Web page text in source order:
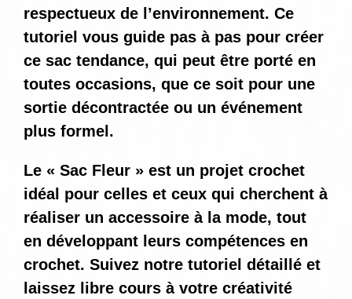
respectueux de l’environnement. Ce
tutoriel vous guide pas à pas pour créer
ce sac tendance, qui peut être porté en
toutes occasions, que ce soit pour une
sortie décontractée ou un événement
plus formel.
Le « Sac Fleur » est un projet crochet
idéal pour celles et ceux qui cherchent à
réaliser un accessoire à la mode, tout
en développant leurs compétences en
crochet. Suivez notre tutoriel détaillé et
laissez libre cours à votre créativité